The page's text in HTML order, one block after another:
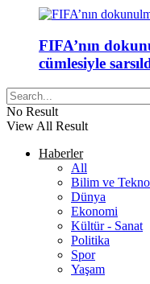
FIFA’nın
cümlesiyle
No Result
View All Result
Haberler
All
Bilim ve
Dünya
Ekonomi
Kültür - Sanat
Politika
Spor
Yaşam